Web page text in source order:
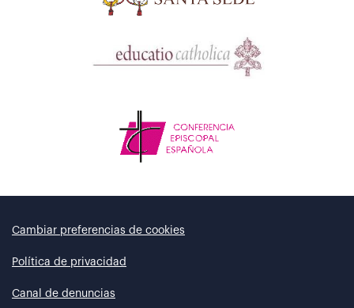
Cambiar preferencias de cookies
Política de privacidad
Canal de denuncias